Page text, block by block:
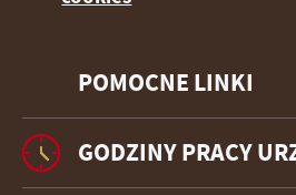
POMOCNE LINKI
GODZINY PRACY